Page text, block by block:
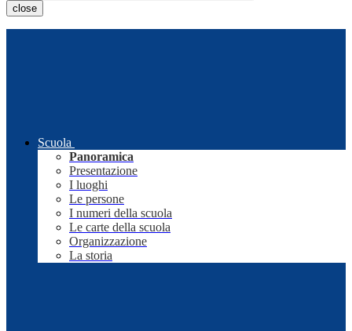
close
Scuola
Panoramica
Presentazione
I luoghi
Le persone
I numeri della scuola
Le carte della scuola
Organizzazione
La storia